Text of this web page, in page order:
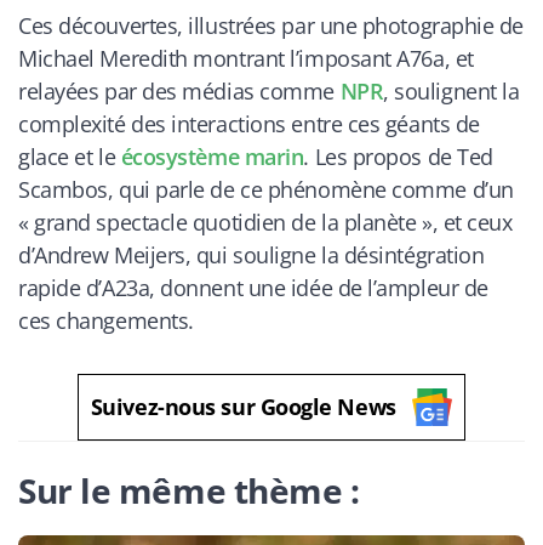
Ces découvertes, illustrées par une photographie de
Michael Meredith montrant l’imposant A76a, et
relayées par des médias comme NPR, soulignent la
complexité des interactions entre ces géants de
glace et le écosystème marin. Les propos de Ted
Scambos, qui parle de ce phénomène comme d’un
« grand spectacle quotidien de la planète », et ceux
d’Andrew Meijers, qui souligne la désintégration
rapide d’A23a, donnent une idée de l’ampleur de
ces changements.
Suivez-nous sur Google News
Sur le même thème :